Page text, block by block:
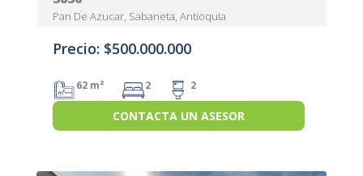
Pan De Azucar, Sabaneta, Antioquia
Precio: $500.000.000
62 m² 2 2
CONTACTA UN ASESOR